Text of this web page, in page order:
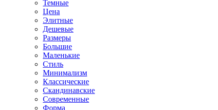
Темные
Цена
Элитные
Дешевые
Размеры
Большие
Маленькие
Стиль
Минимализм
Классические
Скандинавские
Современные
Форма